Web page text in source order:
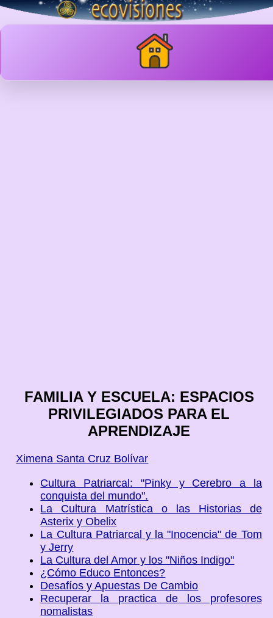
FAMILIA Y ESCUELA: ESPACIOS
PRIVILEGIADOS PARA EL
APRENDIZAJE
Ximena Santa Cruz Bolívar
Cultura Patriarcal: "Pinky y Cerebro a la
conquista del mundo".
La Cultura Matrística o las Historias de
Asterix y Obelix
La Cultura Patriarcal y la "Inocencia" de Tom
y Jerry
La Cultura del Amor y los "Niños Indigo"
¿Cómo Educo Entonces?
Desafíos y Apuestas De Cambio
Recuperar la practica de los profesores
nomalistas